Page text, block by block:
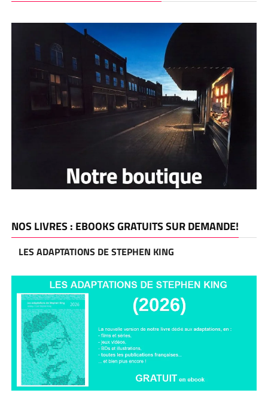
NOS LIVRES : EBOOKS GRATUITS SUR DEMANDE!
LES ADAPTATIONS DE STEPHEN KING